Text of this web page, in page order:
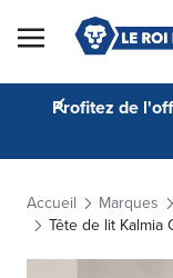
Skip to Content
Profitez de
Accueil Marques
Tête de lit Kalmia